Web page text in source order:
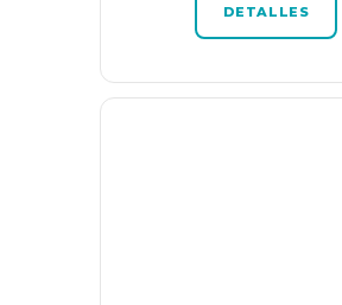
DETALLES